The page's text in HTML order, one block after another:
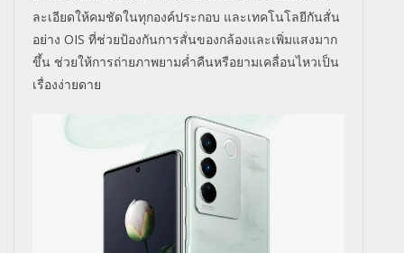
ละเอียดให้คมชัดในทุกองค์ประกอบ และเทคโนโลยีกันสั่น
อย่าง OIS ที่ช่วยป้องกันการสั่นของกล้องและเพิ่มแสงมาก
ขึ้น ช่วยให้การถ่ายภาพยามค่ำคืนหรือยามเคลื่อนไหวเป็น
เรื่องง่ายดาย